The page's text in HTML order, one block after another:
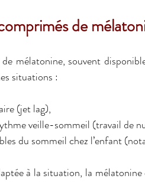
de
mélatonine, souvent
situations :
(jet lag),
veille-sommeil (travail de
du sommeil chez l’enfant
à la situation, la